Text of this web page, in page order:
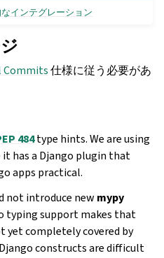
インテグレーション
Commits仕様に従う必要があ
484type hints. We are using
it has a Django plugin that
apps practical.
not introduce new mypy
typing support makes that
yet completely covered by
constructs are difficult